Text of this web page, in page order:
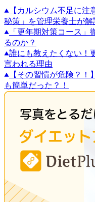
【カルシウム不足に
秘策」を管理栄養士が解
「更年期対策コース
るのか？
誰にも教えたくない！
言われる理由
【その習慣が危険？
も簡単だった？！